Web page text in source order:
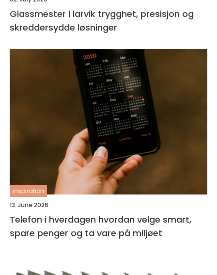
Glassmester i larvik trygghet, presisjon og
skreddersydde løsninger
inspiration
13. June 2026
Telefon i hverdagen hvordan velge smart,
spare penger og ta vare på miljøet